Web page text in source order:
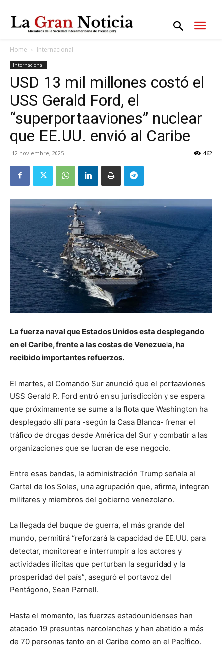
Home Internacional
Internacional
USD 13 mil millones costó el
USS Gerald Ford, el
“superportaaviones” nuclear
que EE.UU. envió al Caribe
12 noviembre, 2025 462
La fuerza naval que Estados Unidos esta desplegando
en el Caribe, frente a las costas de Venezuela, ha
recibido importantes refuerzos.
El martes, el Comando Sur anunció que el portaaviones
USS Gerald R. Ford entró en su jurisdicción y se espera
que próximamente se sume a la flota que Washington ha
desplegado allí para -según la Casa Blanca- frenar el
tráfico de drogas desde América del Sur y combatir a las
organizaciones que se lucran de ese negocio.
Entre esas bandas, la administración Trump señala al
Cartel de los Soles, una agrupación que, afirma, integran
militares y miembros del gobierno venezolano.
La llegada del buque de guerra, el más grande del
mundo, permitirá “reforzará la capacidad de EE.UU. para
detectar, monitorear e interrumpir a los actores y
actividades ilícitas que perturban la seguridad y la
prosperidad del país”, aseguró el portavoz del
Pentágono, Sean Parnell.
Hasta el momento, las fuerzas estadounidenses han
atacado 19 presuntas narcolanchas y han abatido a más
de 70 personas tanto en el Caribe como en el Pacífico.